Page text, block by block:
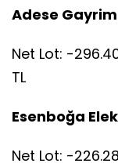
Adese
Net Lot: -
TL
Esenboğa
Net Lot: -